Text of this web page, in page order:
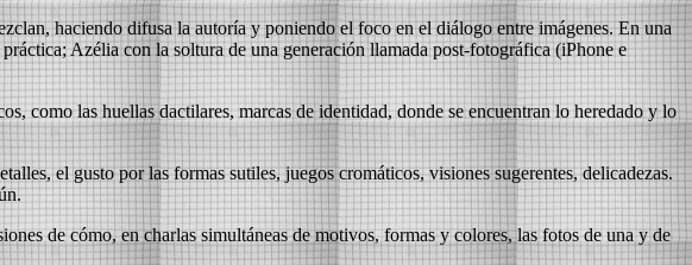
haciendo difusa la autoría y poniendo el foco en el diálogo entre imágenes. En una
Azélia con la soltura de una generación llamada post-fotográfica (iPhone e
como las huellas dactilares, marcas de identidad, donde se encuentran lo heredado y lo
el gusto por las formas sutiles, juegos cromáticos, visiones sugerentes, delicadezas.
de cómo, en charlas simultáneas de motivos, formas y colores, las fotos de una y de